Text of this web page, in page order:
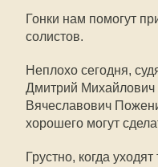
Гонки нам помогут
солистов.
Неплохо сегодня,
Дмитрий
Вячеславович
хорошего могут
Грустно, когда